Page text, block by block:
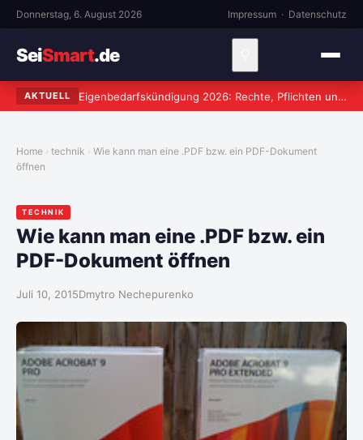
Donnerstag, 6. August 2026 Impressum · Datenschutz
SeiSmart.de
AKTUELL Eigenbedarfskündigung 2026: Rechte, Pflichten und häufige Fehler
Home technik
Wie kann man eine .PDF bzw. ein PDF-Dokument
öffnen
TECHNIK
Wie kann man eine .PDF bzw. ein
PDF-Dokument öffnen
Juli 10, 2015Dmytro Nechepurenko